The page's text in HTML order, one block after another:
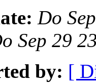
Do
Sep 29
by: [